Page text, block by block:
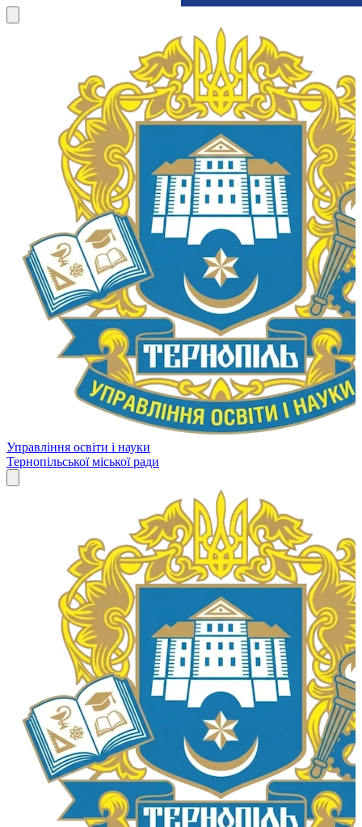
Управління освіти і науки
Тернопільської міської ради